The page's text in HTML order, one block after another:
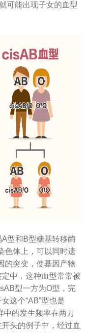
可能出现子女的血型
和B型糖基转移酶
色体上，可以同时遗
的突变，使基因产物
中，这种血型常常被
型一方为O型，完
这个“AB”型也是
中的发生频率在两万
头的例子中，经过血